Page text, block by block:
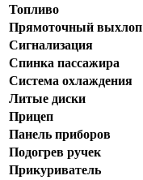
Топливо
Прямоточный выхлоп
Сигнализация
Спинка пассажира
Система охлаждения
Литые диски
Прицеп
Панель приборов
Подогрев ручек
Прикуриватель